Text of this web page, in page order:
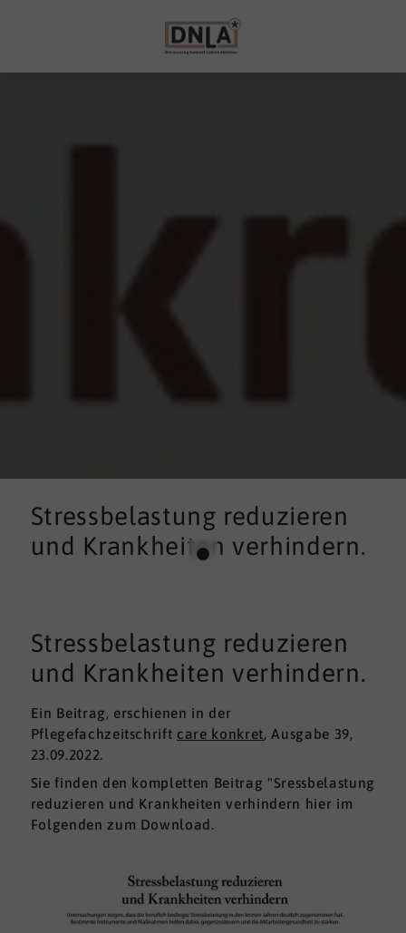
Stressbelastung reduzieren
und Krankheiten verhindern.
Stressbelastung reduzieren
und Krankheiten verhindern.
Ein Beitrag, erschienen in der
Pflegefachzeitschrift care konkret , Ausgabe 39,
23.09.2022.
Sie finden den kompletten Beitrag "Sressbelastung
reduzieren und Krankheiten verhindern hier im
Folgenden zum Download.